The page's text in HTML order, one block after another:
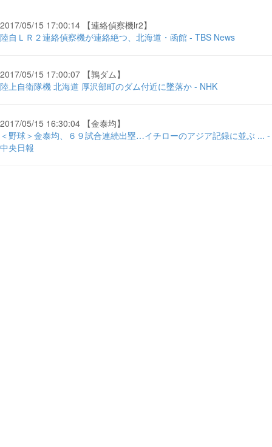
2017/05/15 17:00:14 【連絡偵察機lr2】
陸自ＬＲ２連絡偵察機が連絡絶つ、北海道・函館 - TBS News
2017/05/15 17:00:07 【鶉ダム】
陸上自衛隊機 北海道 厚沢部町のダム付近に墜落か - NHK
2017/05/15 16:30:04 【金泰均】
＜野球＞金泰均、６９試合連続出塁…イチローのアジア記録に並ぶ ... -
中央日報